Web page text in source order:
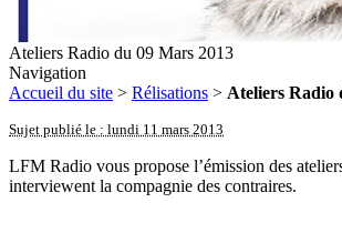
Ateliers Radio du 09 Mars 2013
Navigation
Accueil du site > Rélisations > Ateliers Radio
Sujet publié le : lundi 11 mars 2013
LFM Radio vous propose l’émission des
interviewent la compagnie des contraires.